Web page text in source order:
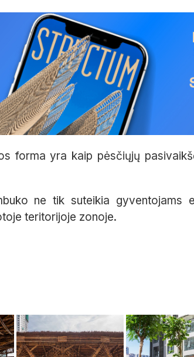
forma yra kaip pėsčiųjų
ne tik suteikia gyventojams
teritorijoje zonoje.